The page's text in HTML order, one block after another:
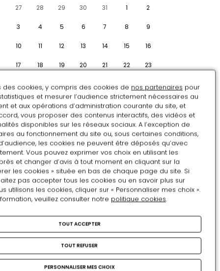
27 28 29 30 31 1 2
3 4 5 6 7 8 9
10 11 12 13 14 15 16
17 18 19 20 21 22 23
24 25 26 27 28 29 30
31 1 2 3 4 5 6
RÉSERVATION
À découvrir
Nouvelle acquisition
Appartements double de
Prince et du roi de Rome
Dimanche 23 août 2026
HORS-CIRCUIT
des cookies, y compris des cookies de nos partenaires pour
et mesurer l’audience strictement nécessaires au
et aux opérations d’administration courante du site, et
vous proposer des contenus interactifs, des vidéos et
disponibles sur les réseaux sociaux. A l’exception de
au fonctionnement du site ou, sous certaines conditions,
les cookies ne peuvent être déposés qu’avec
Vous pouvez exprimer vos choix en utilisant les
et changer d’avis à tout moment en cliquant sur la
les cookies » située en bas de chaque page du site. Si
pas accepter tous les cookies ou en savoir plus sur
utilisons les cookies, cliquer sur « Personnaliser mes choix ».
veuillez consulter notre politique cookies.
TOUT ACCEPTER
TOUT REFUSER
PERSONNALISER MES CHOIX